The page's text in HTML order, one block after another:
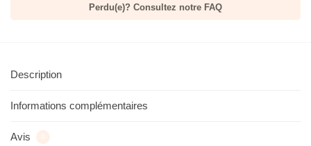
Perdu(e)? Consultez notre FAQ
Description
Informations complémentaires
Avis